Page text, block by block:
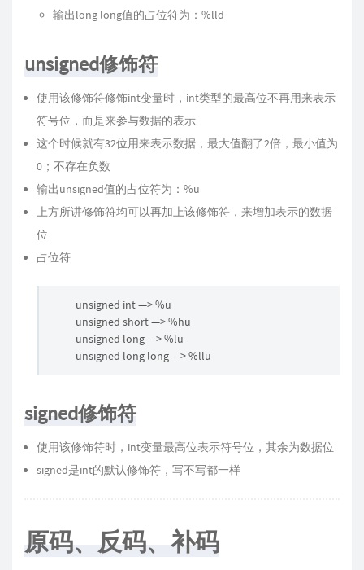
输出long long值的占位符为：%lld
unsigned修饰符
使用该修饰符修饰int变量时，int类型的最高位不再用来表示
符号位，而是来参与数据的表示
这个时候就有32位用来表示数据，最大值翻了2倍，最小值为
0；不存在负数
输出unsigned值的占位符为：%u
上方所讲修饰符均可以再加上该修饰符，来增加表示的数据
位
占位符
unsigned int —> %u
unsigned short —> %hu
unsigned long —> %lu
unsigned long long —> %llu
signed修饰符
使用该修饰符时，int变量最高位表示符号位，其余为数据位
signed是int的默认修饰符，写不写都一样
原码、反码、补码